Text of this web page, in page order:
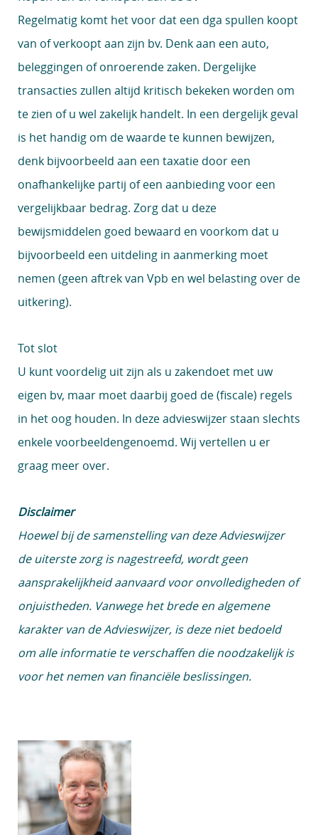
Regelmatig komt het voor dat een dga spullen koopt
van of verkoopt aan zijn bv. Denk aan een auto,
beleggingen of onroerende zaken. Dergelijke
transacties zullen altijd kritisch bekeken worden om
te zien of u wel zakelijk handelt. In een dergelijk geval
is het handig om de waarde te kunnen bewijzen,
denk bijvoorbeeld aan een taxatie door een
onafhankelijke partij of een aanbieding voor een
vergelijkbaar bedrag. Zorg dat u deze
bewijsmiddelen goed bewaard en voorkom dat u
bijvoorbeeld een uitdeling in aanmerking moet
nemen (geen aftrek van Vpb en wel belasting over de
uitkering).
Tot slot
U kunt voordelig uit zijn als u zakendoet met uw
eigen bv, maar moet daarbij goed de (fiscale) regels
in het oog houden. In deze advieswijzer staan slechts
enkele voorbeeldengenoemd. Wij vertellen u er
graag meer over.
Disclaimer
Hoewel bij de samenstelling van deze Advieswijzer
de uiterste zorg is nagestreefd, wordt geen
aansprakelijkheid aanvaard voor onvolledigheden of
onjuistheden. Vanwege het brede en algemene
karakter van de Advieswijzer, is deze niet bedoeld
om alle informatie te verschaffen die noodzakelijk is
voor het nemen van financiële beslissingen.